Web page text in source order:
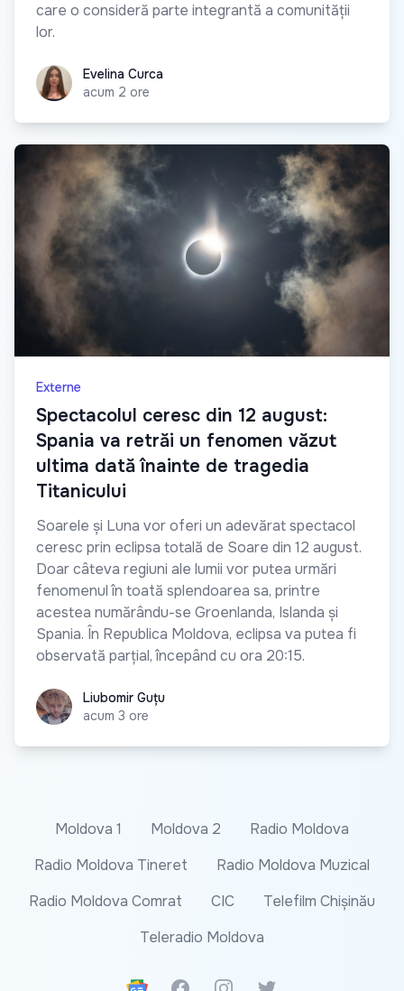
care o consideră parte integrantă a comunității
lor.
Evelina CurcaEvelina Curca
acum 2 ore
Externe
Spectacolul ceresc din 12 august:
Spania va retrăi un fenomen văzut
ultima dată înainte de tragedia
Titanicului
Soarele și Luna vor oferi un adevărat spectacol
ceresc prin eclipsa totală de Soare din 12 august.
Doar câteva regiuni ale lumii vor putea urmări
fenomenul în toată splendoarea sa, printre
acestea numărându-se Groenlanda, Islanda și
Spania. În Republica Moldova, eclipsa va putea fi
observată parțial, începând cu ora 20:15.
Liubomir Guțu
Liubomir Guțu
acum 3 ore
Moldova 1 Moldova 2
Radio Moldova
Radio Moldova Tineret
Radio Moldova Muzical
Radio Moldova Comrat
CIC
Telefilm Chișinău
Teleradio Moldova
Google News
FacebookInstagramTwitter